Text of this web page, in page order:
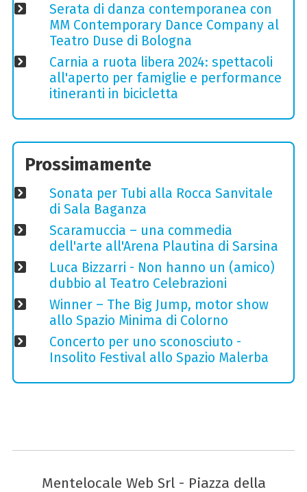
Serata di danza contemporanea con
MM Contemporary Dance Company al
Teatro Duse di Bologna
Carnia a ruota libera 2024: spettacoli
all'aperto per famiglie e performance
itineranti in bicicletta
Prossimamente
Sonata per Tubi alla Rocca Sanvitale
di Sala Baganza
Scaramuccia – una commedia
dell'arte all'Arena Plautina di Sarsina
Luca Bizzarri - Non hanno un (amico)
dubbio al Teatro Celebrazioni
Winner – The Big Jump, motor show
allo Spazio Minima di Colorno
Concerto per uno sconosciuto -
Insolito Festival allo Spazio Malerba
Mentelocale Web Srl - Piazza della